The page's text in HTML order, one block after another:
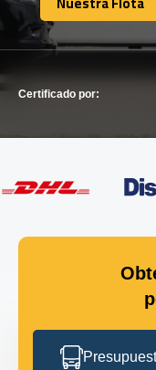
FLOTA
Nuestra Flota
Certificado por: